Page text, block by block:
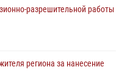
разрешительной работы
региона за нанесение